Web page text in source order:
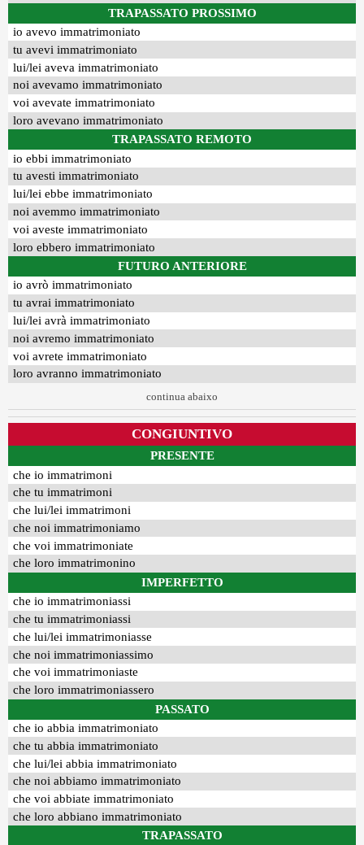
TRAPASSATO PROSSIMO
io avevo immatrimoniato
tu avevi immatrimoniato
lui/lei aveva immatrimoniato
noi avevamo immatrimoniato
voi avevate immatrimoniato
loro avevano immatrimoniato
TRAPASSATO REMOTO
io ebbi immatrimoniato
tu avesti immatrimoniato
lui/lei ebbe immatrimoniato
noi avemmo immatrimoniato
voi aveste immatrimoniato
loro ebbero immatrimoniato
FUTURO ANTERIORE
io avrò immatrimoniato
tu avrai immatrimoniato
lui/lei avrà immatrimoniato
noi avremo immatrimoniato
voi avrete immatrimoniato
loro avranno immatrimoniato
continua abaixo
CONGIUNTIVO
PRESENTE
che io immatrimoni
che tu immatrimoni
che lui/lei immatrimoni
che noi immatrimoniamo
che voi immatrimoniate
che loro immatrimonino
IMPERFETTO
che io immatrimoniassi
che tu immatrimoniassi
che lui/lei immatrimoniasse
che noi immatrimoniassimo
che voi immatrimoniaste
che loro immatrimoniassero
PASSATO
che io abbia immatrimoniato
che tu abbia immatrimoniato
che lui/lei abbia immatrimoniato
che noi abbiamo immatrimoniato
che voi abbiate immatrimoniato
che loro abbiano immatrimoniato
TRAPASSATO